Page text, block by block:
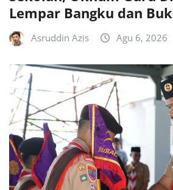
Lempar Bangku dan
Asruddin Azis Agu 6, 2026